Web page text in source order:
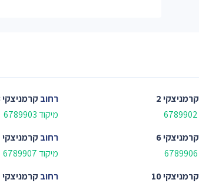
קרמניצקי 2
רחוב קרמניצקי 3
מיקוד 6789903
קרמניצקי 6
רחוב קרמניצקי 7
מיקוד 6789907
קרמניצקי 10
רחוב קרמניצקי 12